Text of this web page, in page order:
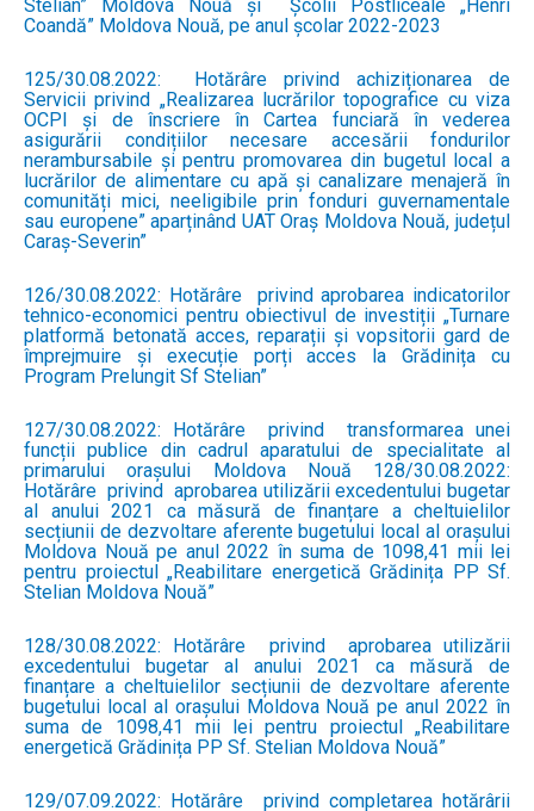
Stelian” Moldova Nouă și Școlii Postliceale „Henri
Coandă” Moldova Nouă, pe anul școlar 2022-2023
125/30.08.2022: Hotărâre privind achiziționarea de
Servicii privind „Realizarea lucrărilor topografice cu viza
OCPI și de înscriere în Cartea funciară în vederea
asigurării condițiilor necesare accesării fondurilor
nerambursabile și pentru promovarea din bugetul local a
lucrărilor de alimentare cu apă și canalizare menajeră în
comunități mici, neeligibile prin fonduri guvernamentale
sau europene” aparținând UAT Oraș Moldova Nouă, județul
Caraș-Severin”
126/30.08.2022: Hotărâre privind aprobarea indicatorilor
tehnico-economici pentru obiectivul de investiții „Turnare
platformă betonată acces, reparații și vopsitorii gard de
împrejmuire și execuție porți acces la Grădinița cu
Program Prelungit Sf Stelian”
127/30.08.2022: Hotărâre privind transformarea unei
funcții publice din cadrul aparatului de specialitate al
primarului orașului Moldova Nouă 128/30.08.2022:
Hotărâre privind aprobarea utilizării excedentului bugetar
al anului 2021 ca măsură de finanțare a cheltuielilor
secțiunii de dezvoltare aferente bugetului local al orașului
Moldova Nouă pe anul 2022 în suma de 1098,41 mii lei
pentru proiectul „Reabilitare energetică Grădinița PP Sf.
Stelian Moldova Nouă”
128/30.08.2022: Hotărâre privind aprobarea utilizării
excedentului bugetar al anului 2021 ca măsură de
finanțare a cheltuielilor secțiunii de dezvoltare aferente
bugetului local al orașului Moldova Nouă pe anul 2022 în
suma de 1098,41 mii lei pentru proiectul „Reabilitare
energetică Grădinița PP Sf. Stelian Moldova Nouă”
129/07.09.2022: Hotărâre privind completarea hotărârii